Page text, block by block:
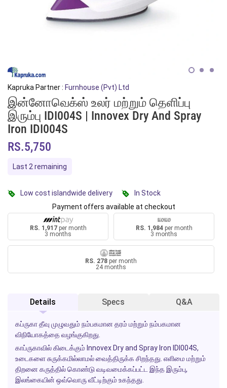
Kapruka Partner : Furnhouse (Pvt) Ltd
இன்னோவெக்ஸ் உலர் மற்றும் தெளிப்பு
இரும்பு IDI004S | Innovex Dry And Spray
Iron IDI004S
RS.5,750
Last 2 remaining
Low cost islandwide delivery
In Stock
Payment offers available at checkout
RS. 1,917per month
3 months
RS. 1,984per month
3 months
RS. 278 per month
24 months
Details Specs Q&A
கப்ருகா தீவு முழுவதும் நம்பகமான தரம் மற்றும் நம்பகமான
விநியோகத்தை வழங்குகிறது.
காப்ருகாவில் கிடைக்கும் Innovex Dry and Spray Iron IDI004S,
உடைகளை சுருக்கமில்லாமல் வைத்திருக்க சிறந்தது. எளிமை மற்றும்
திறனை கருத்தில் கொண்டு வடிவமைக்கப்பட்ட இந்த இரும்பு,
இலங்கையின் ஒவ்வொரு வீட்டிற்கும் உகந்தது.